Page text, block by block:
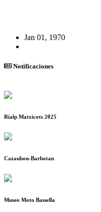
Jan 01, 1970
Notificaciones
Rialp Matxicots 2025
Cazaubon-Barbotan
Museo Moto Bassella